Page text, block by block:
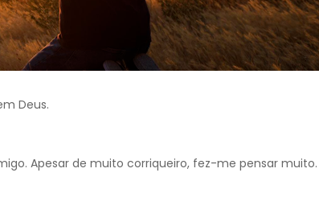
Deus.
Apesar de muito corriqueiro, fez-me pensar muito.